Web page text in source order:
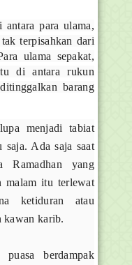
para ulama,
terpisahkan dari
ulama sepakat,
di antara rukun
barang
menjadi tabiat
saja. Ada saja saat
Ramadhan yang
malam itu terlewat
ketiduran atau
kawan karib.
berdampak